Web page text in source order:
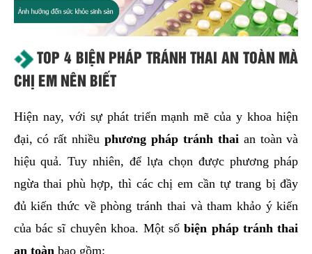
TOP 4 BIỆN PHÁP TRÁNH THAI AN TOÀN MÀ
CHỊ EM NÊN BIẾT
Hiện nay, với sự phát triển mạnh mẽ của y khoa hiện
đại, có rất nhiềuphương pháp tránh thai an toàn và
hiệu quả. Tuy nhiên, để lựa chọn được phương pháp
ngừa thai phù hợp, thì các chị em cần tự trang bị đầy
đủ kiến thức về phòng tránh thai và tham khảo ý kiến
của bác sĩ chuyên khoa. Một sốbiện pháp tránh thai
an toàn bao gồm: